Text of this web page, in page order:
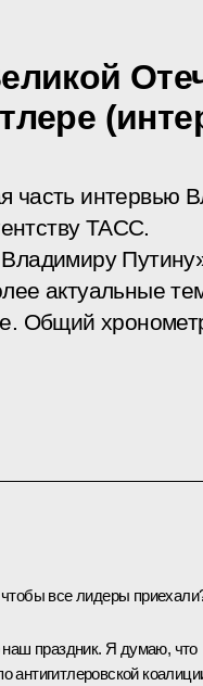
часть интервью
ТАСС.
актуальные
Общий
все лидеры
праздник. Я думаю, что